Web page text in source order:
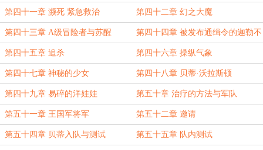
第四十一章 濒死 紧急救治 第四十二章 幻之大魔
第四十三章 A级冒险者与苏醒 第四十四章 被发布通缉令的迦勒不
做人了
第四十五章 追杀 第四十六章 操纵气象
第四十七章 神秘的少女 第四十八章 贝蒂·沃拉斯顿
第四十九章 易碎的洋娃娃 第五十章 治疗的方法与军队
第五十一章 王国军将军 第五十二章 邀请
第五十四章 贝蒂入队与测试 第五十五章 队内测试